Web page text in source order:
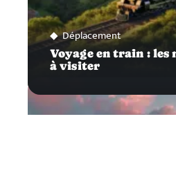
Déplacement
Voyage en train : les
à visiter